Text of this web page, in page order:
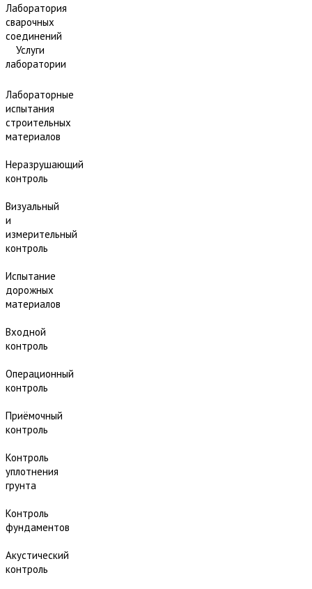
Лаборатория
сварочных
соединений
Услуги
лаборатории
Лабораторные
испытания
строительных
материалов
Неразрушающий
контроль
Визуальный
и
измерительный
контроль
Испытание
дорожных
материалов
Входной
контроль
Операционный
контроль
Приёмочный
контроль
Контроль
уплотнения
грунта
Контроль
фундаментов
Акустический
контроль